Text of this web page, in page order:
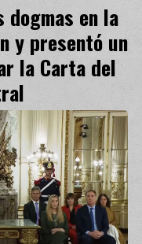
en la
y presentó un
la Carta del